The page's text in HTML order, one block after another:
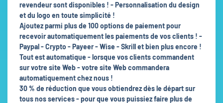
revendeur sont disponibles ! - Personnalisation du design
et du logo en toute simplicité !
Ajoutez parmi plus de 100 options de paiement pour
recevoir automatiquement les paiements de vos clients ! -
Paypal - Crypto - Payeer - Wise - Skrill et bien plus encore !
Tout est automatique - lorsque vos clients commandent
sur votre site Web - votre site Web commandera
automatiquement chez nous !
30 % de réduction que vous obtiendrez dès le départ sur
tous nos services - pour que vous puissiez faire plus de